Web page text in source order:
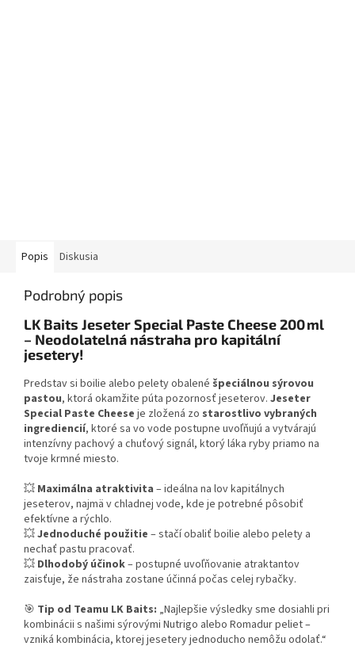
Popis Diskusia
Podrobný popis
LK Baits Jeseter Special Paste Cheese 200 ml
– Neodolatelná nástraha pro kapitální
jesetery!
Predstav si boilie alebo pelety obalené špeciálnou sýrovou
pastou, ktorá okamžite púta pozornosť jeseterov. Jeseter
Special Paste Cheese je zložená zo starostlivo vybraných
ingrediencií, ktoré sa vo vode postupne uvoľňujú a vytvárajú
intenzívny pachový a chuťový signál, ktorý láka ryby priamo na
tvoje krmné miesto.
💥 Maximálna atraktivita – ideálna na lov kapitálnych
jeseterov, najmä v chladnej vode, kde je potrebné pôsobiť
efektívne a rýchlo.
💥Jednoduché použitie – stačí obaliť boilie alebo pelety a
nechať pastu pracovať.
💥 Dlhodobý účinok– postupné uvoľňovanie atraktantov
zaisťuje, že nástraha zostane účinná počas celej rybačky.
🎯 Tip od Teamu LK Baits: „Najlepšie výsledky sme dosiahli pri
kombinácii s našimi sýrovými Nutrigo alebo Romadur peliet –
vzniká kombinácia, ktorej jesetery jednoducho nemôžu odolať.“